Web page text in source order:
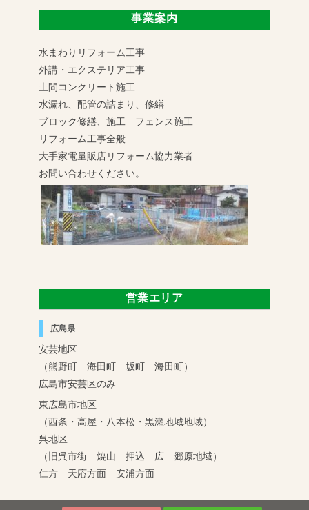
事業案内
水まわりリフォーム工事
外講・エクステリア工事
土間コンクリート施工
水漏れ、配管の詰まり、修繕
ブロック修繕、施工 フェンス施工
リフォーム工事全般
大手家電量販店リフォーム協力業者
お問い合わせください。
営業エリア
広島県
安芸地区
（熊野町 海田町 坂町 海田町）
広島市安芸区のみ
東広島市地区
（西条・高屋・八本松・黒瀬地域地域）
呉地区
（旧呉市街 焼山 押込 広 郷原地域）
仁方 天応方面 安浦方面